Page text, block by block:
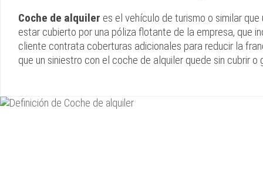
Coche de alquiler es el vehículo de turismo o similar
estar cubierto por una póliza flotante de la empresa, que
cliente contrata coberturas adicionales para reducir la
que un siniestro con el coche de alquiler quede sin cubrir